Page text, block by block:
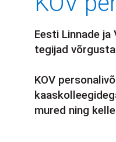
Eesti Linnade
tegijad
KOV
mured ning